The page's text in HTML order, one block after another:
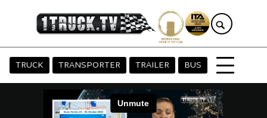
TRUCK TRANSPORTER TRAILER BUS